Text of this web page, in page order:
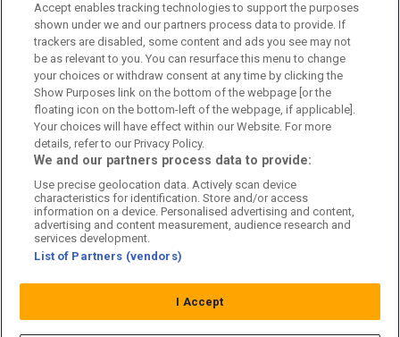
Kontakta oss
Kundtjänst
Sponsor: Rekatochklart
Annonsera på Fotbolldirekt
Redaktionell policy
Personuppgiftspolicy
Cookiepolicy
Arkiv
Accept enables tracking technologies to support the purposes
shown under we and our partners process data to provide. If
trackers are disabled, some content and ads you see may not
be as relevant to you. You can resurface this menu to change
your choices or withdraw consent at any time by clicking the
Show Purposes link on the bottom of the webpage [or the
floating icon on the bottom-left of the webpage, if applicable].
Your choices will have effect within our Website. For more
details, refer to our Privacy Policy.
We and our partners process data to provide:
Use precise geolocation data. Actively scan device
characteristics for identification. Store and/or access
information on a device. Personalised advertising and content,
advertising and content measurement, audience research and
services development.
List of Partners (vendors)
I Accept